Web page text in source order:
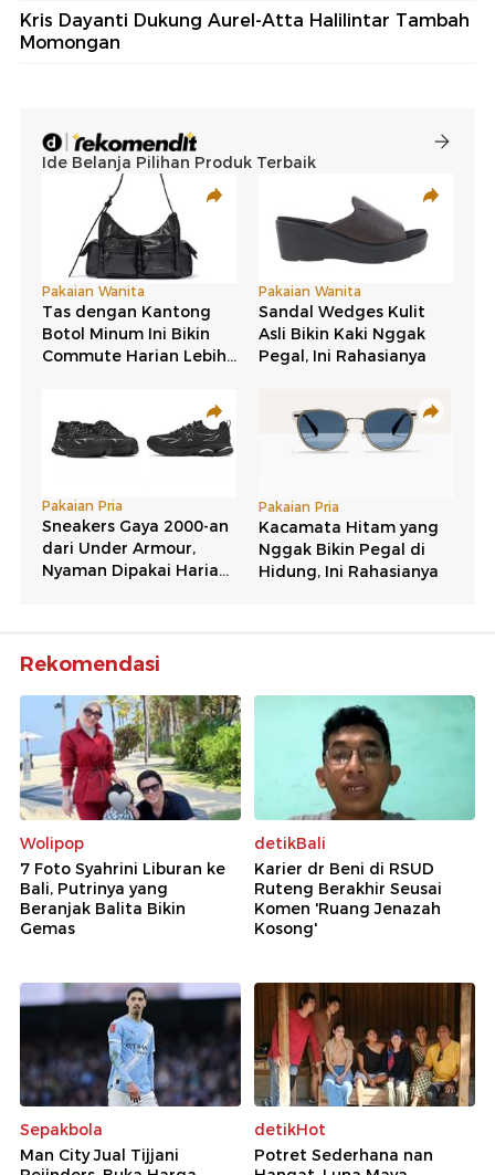
Kris Dayanti Dukung Aurel-Atta Halilintar Tambah
Momongan
Rekomendasi
Wolipop
7 Foto Syahrini Liburan ke
Bali, Putrinya yang
Beranjak Balita Bikin
Gemas
detikBali
Karier dr Beni di RSUD
Ruteng Berakhir Seusai
Komen 'Ruang Jenazah
Kosong'
Sepakbola
Man City Jual Tijjani
detikHot
Potret Sederhana nan